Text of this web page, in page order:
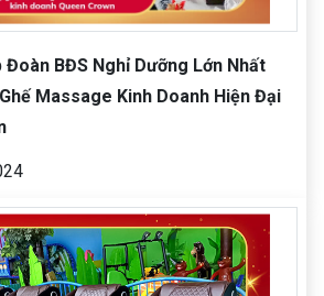
BĐS Nghỉ Dưỡng Lớn Nhất
Massage Kinh Doanh Hiện Đại